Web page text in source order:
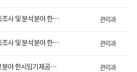
경제사회노동위원회 의제조사 및 분석분야 한시임기제공무원(6호) 채용 최종 합격자 및 예비 합격자 공고 관리과
경제사회노동위원회 의제조사 및 분석분야 한시임기제공무원(6호) 채용 서류전형 합격자 및 면접시험 일정 안내 관리과
경제사회노동위원회 홍보분야 한시임기제공무원(6호) 채용 최종 합격자 공고 관리과